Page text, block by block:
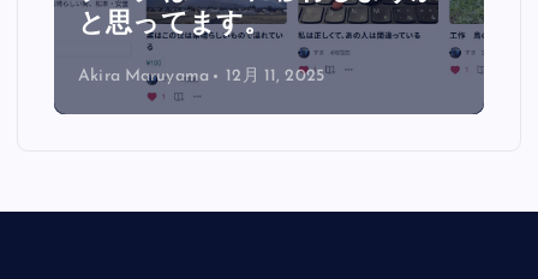
と思ってます。
Akira Maruyama 12月 11, 2025